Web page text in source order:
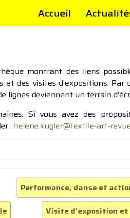
Accueil
montrant des liens
des visites d’expositions.
lignes deviennent un terrain
Si vous avez des
: helene.kugler@textile-art-
Performance, danse et
Visite d'exposition